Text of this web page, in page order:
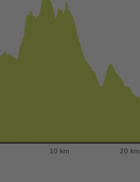
10 km 20 km